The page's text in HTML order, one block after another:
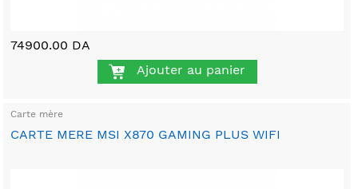
74900.00 DA
Ajouter au panier
Carte mère
CARTE MERE MSI X870 GAMING PLUS WIFI